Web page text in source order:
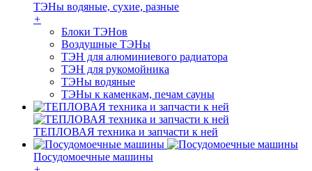
ТЭНы водяные, сухие, разные
+
Блоки ТЭНов
Воздушные ТЭНы
ТЭН для алюминиевого радиатора
ТЭН для рукомойника
ТЭНы водяные
ТЭНы к каменкам, печам сауны
ТЕПЛОВАЯ техника и запчасти к ней
Посудомоечные машины